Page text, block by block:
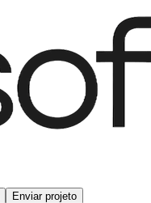
Enviar projeto